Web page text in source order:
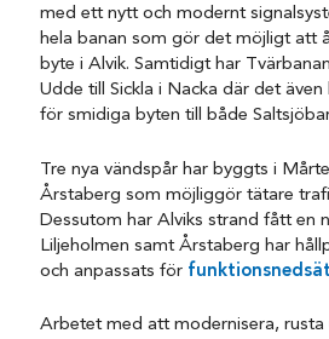
med ett nytt och modernt
hela banan som gör det möjligt att
byte i Alvik. Samtidigt har
Udde till Sickla i Nacka där det
för smidiga byten till både
Tre nya vändspår har byggts i
Årstaberg som möjliggör tätare
Dessutom har Alviks strand fått en
Liljeholmen samt Årstaberg har
och anpassats för
Arbetet med att modernisera, rusta